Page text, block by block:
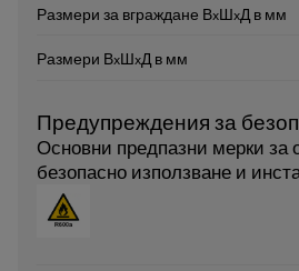
Размери за вграждане ВxШxД в мм
Размери ВxШxД в мм
Предупреждения за
Основни предпазни мерки за
безопасно използване и